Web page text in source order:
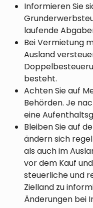
Informieren Sie
laufende
Bei Vermietung
Ausland
besteht.
Achten Sie auf
Behörden. Je
eine
Bleiben Sie auf
ändern sich
als auch im
vor dem Kauf
steuerliche und
Zielland zu
Änderungen bei